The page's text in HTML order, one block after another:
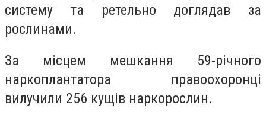
систему та ретельно доглядав за
рослинами.
За місцем мешкання 59-річного
наркоплантатора правоохоронці
вилучили 256 кущів наркорослин.